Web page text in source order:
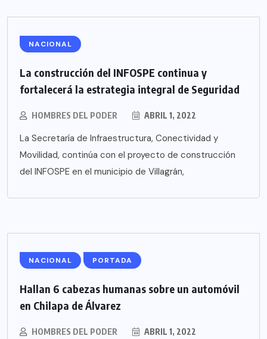
NACIONAL
La construcción del INFOSPE continua y
fortalecerá la estrategia integral de Seguridad
HOMBRES DEL PODER ABRIL 1, 2022
La Secretaría de Infraestructura, Conectividad y
Movilidad, continúa con el proyecto de construcción
del INFOSPE en el municipio de Villagrán,
NACIONAL PORTADA
Hallan 6 cabezas humanas sobre un automóvil
en Chilapa de Álvarez
HOMBRES DEL PODER ABRIL 1, 2022